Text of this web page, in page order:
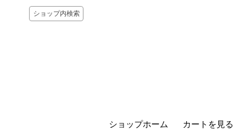
ショップ内検索
ショップホーム カートを見る